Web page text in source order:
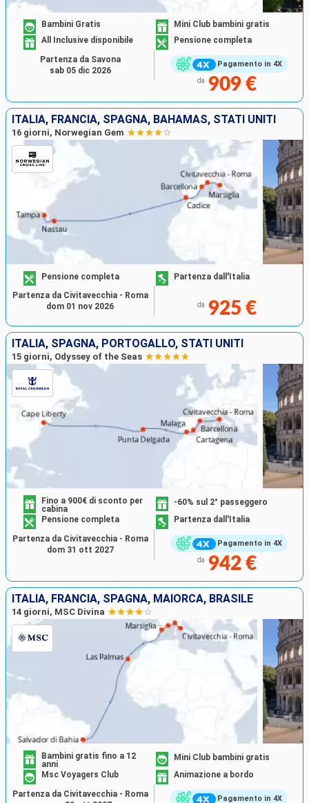
Pagamento in 4X
Bambini Gratis
Mini Club bambini gratis
All Inclusive disponibile
Pensione completa
da 909 €
Partenza da Savona
sab 05 dic 2026
ITALIA, FRANCIA, SPAGNA, BAHAMAS, STATI UNITI
16 giorni, Norwegian Gem
Pensione completa Partenza dall'Italia
da 925 €
Partenza da Civitavecchia - Roma
dom 01 nov 2026
ITALIA, SPAGNA, PORTOGALLO, STATI UNITI
15 giorni, Odyssey of the Seas
Pagamento in 4X
Fino a 900€ di sconto per
cabina
-60% sul 2° passeggero
Pensione completa
Partenza dall'Italia
da 942 €
Partenza da Civitavecchia - Roma
dom 31 ott 2027
ITALIA, FRANCIA, SPAGNA, MAIORCA, BRASILE
14 giorni, MSC Divina
Pagamento in 4X
Bambini gratis fino a 12
anni
Mini Club bambini gratis
Msc Voyagers Club
Animazione a bordo
Partenza da Civitavecchia - Roma